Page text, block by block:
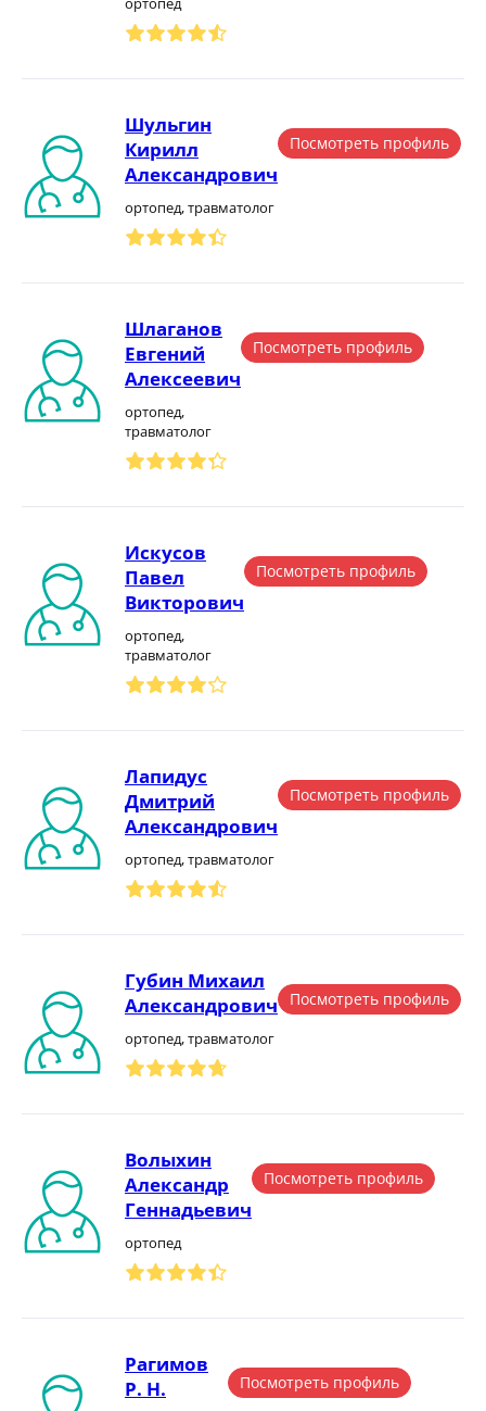
Шульгин
Кирилл
Александрович
ортопед, травматолог
Посмотреть профиль
Шлаганов
Евгений
Алексеевич
ортопед,
травматолог
Посмотреть профиль
Искусов
Павел
Викторович
ортопед,
травматолог
Посмотреть профиль
Лапидус
Дмитрий
Александрович
ортопед, травматолог
Посмотреть профиль
Губин Михаил
Александрович
ортопед, травматолог
Посмотреть профиль
Волыхин
Александр
Геннадьевич
ортопед
Посмотреть профиль
Рагимов
Р. Н.
Посмотреть профиль